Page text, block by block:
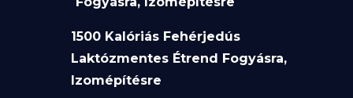
1500 Kalóriás Fehérjedús
Laktózmentes Étrend Fogyásra,
Izomépítésre